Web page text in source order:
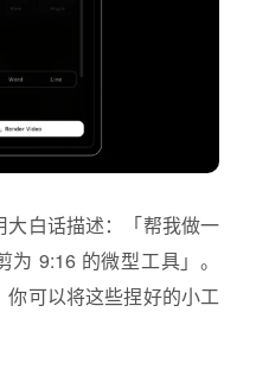
白话描述：「帮我做一
9:16 的微型工具」。
可以将这些捏好的小工